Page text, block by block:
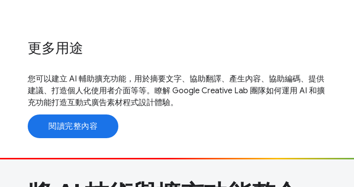
更多用途
您可以建立 AI 輔助擴充功能，用於摘要文字、協助翻譯、產生內容、協助編碼、提供
建議、打造個人化使用者介面等等。瞭解 Google Creative Lab 團隊如何運用 AI 和擴
充功能打造互動式廣告素材程式設計體驗。
閱讀完整內容